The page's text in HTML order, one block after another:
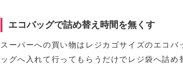
エコバッグで詰め替え時間を無くす
スーパーへの買い物はレジカゴサイズのエコ
ッグへ入れて行ってもらうだけでレジ袋へ詰め